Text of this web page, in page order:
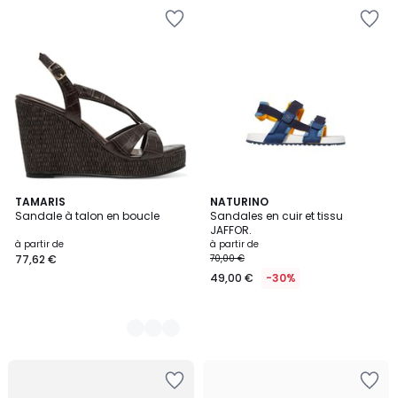
TAMARIS
Sandale à talon en boucle
à partir de
77,62 €
3
Couleurs
NATURINO
Sandales en cuir et tissu
JAFFOR.
à partir de
70,00 €
49,00 € -30%